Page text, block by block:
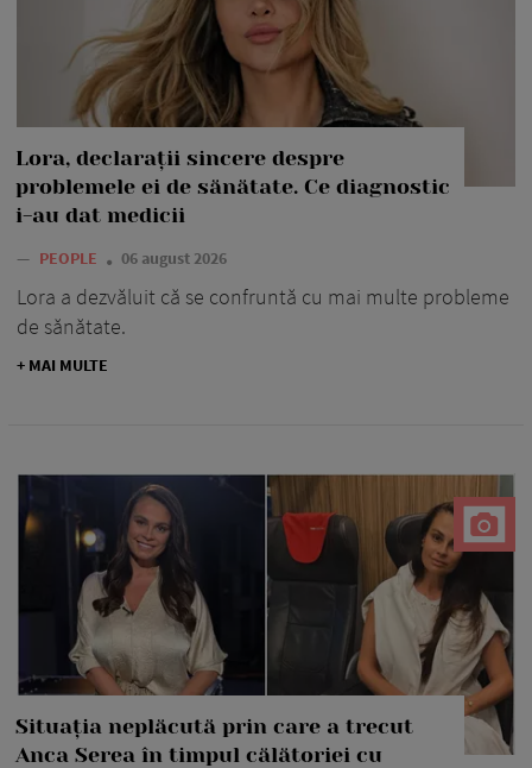
Lora, declarații sincere despre
problemele ei de sănătate. Ce diagnostic
i-au dat medicii
— PEOPLE 06 august 2026
Lora a dezvăluit că se confruntă cu mai multe probleme
de sănătate.
+ MAI MULTE
Situația neplăcută prin care a trecut
Anca Serea în timpul călătoriei cu